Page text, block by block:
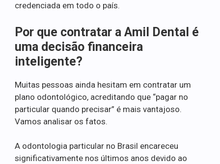
credenciada em todo o país.
Por que contratar a Amil Dental é
uma decisão financeira
inteligente?
Muitas pessoas ainda hesitam em contratar um
plano odontológico, acreditando que “pagar no
particular quando precisar” é mais vantajoso.
Vamos analisar os fatos.
A odontologia particular no Brasil encareceu
significativamente nos últimos anos devido ao